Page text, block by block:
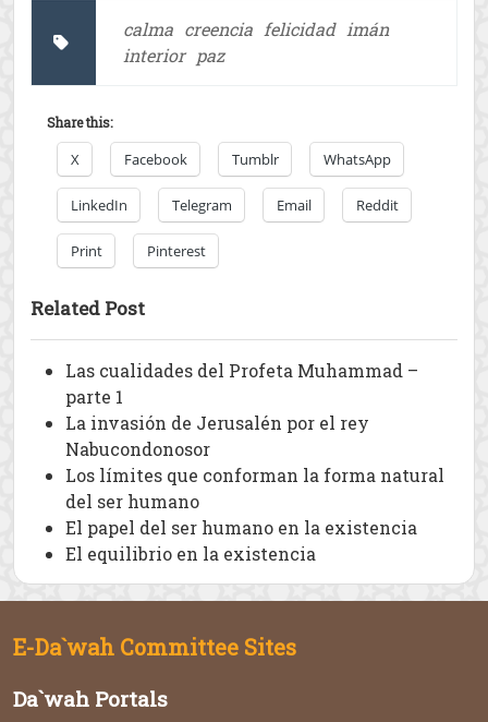
calma creencia felicidad imán
interior paz
Share this:
X Facebook Tumblr WhatsApp
LinkedIn Telegram Email Reddit
Print Pinterest
Related Post
Las cualidades del Profeta Muhammad –
parte 1
La invasión de Jerusalén por el rey
Nabucondonosor
Los límites que conforman la forma natural
del ser humano
El papel del ser humano en la existencia
El equilibrio en la existencia
E-Da`wah Committee Sites
Da`wah Portals